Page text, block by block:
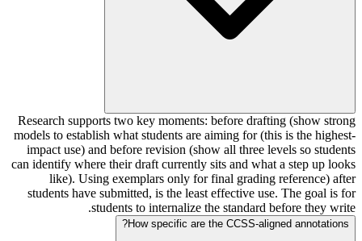
Research supports two key moments: before drafting (show strong
models to establish what students are aiming for (this is the highest-
impact use) and before revision (show all three levels so students
can identify where their draft currently sits and what a step up looks
like). Using exemplars only for final grading reference) after
students have submitted, is the least effective use. The goal is for
students to internalize the standard before they write.
How specific are the CCSS-aligned annotations?